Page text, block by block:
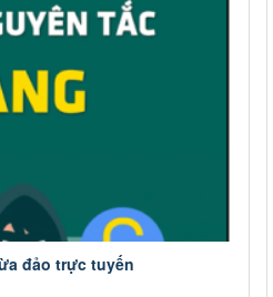
đảo trực tuyến